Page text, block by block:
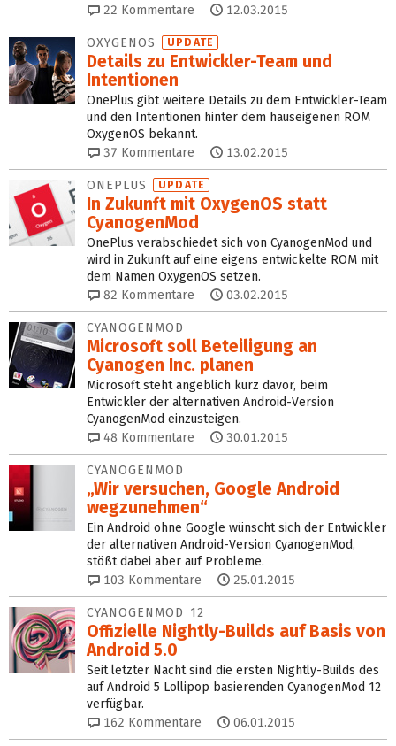
22 Kommentare 12.03.2015
OXYGENOS UPDATE
Details zu Entwickler-Team und
Intentionen
OnePlus gibt weitere Details zu dem Entwickler-Team
und den Intentionen hinter dem hauseigenen ROM
OxygenOS bekannt.
37 Kommentare 13.02.2015
ONEPLUS UPDATE
In Zukunft mit OxygenOS statt
CyanogenMod
OnePlus verabschiedet sich von CyanogenMod und
wird in Zukunft auf eine eigens entwickelte ROM mit
dem Namen OxygenOS setzen.
82 Kommentare 03.02.2015
CYANOGENMOD
Microsoft soll Beteiligung an
Cyanogen Inc. planen
Microsoft steht angeblich kurz davor, beim
Entwickler der alternativen Android-Version
CyanogenMod einzusteigen.
48 Kommentare 30.01.2015
CYANOGENMOD
„Wir versuchen, Google Android
wegzunehmen“
Ein Android ohne Google wünscht sich der Entwickler
der alternativen Android-Version CyanogenMod,
stößt dabei aber auf Probleme.
103 Kommentare 25.01.2015
CYANOGENMOD 12
Offizielle Nightly-Builds auf Basis von
Android 5.0
Seit letzter Nacht sind die ersten Nightly-Builds des
auf Android 5 Lollipop basierenden CyanogenMod 12
verfügbar.
162 Kommentare 06.01.2015